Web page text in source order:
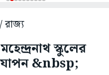
/ রাজ্য
স্কুলের
&nbsp;